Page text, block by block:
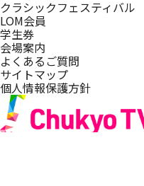
クラシックフェスティバル
LOM会員
学生券
会場案内
よくあるご質問
サイトマップ
個人情報保護方針